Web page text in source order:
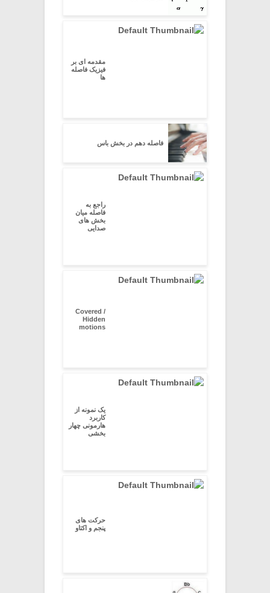
مقدمه ای بر
فیزیک فاصله
ها
فاصله دهم در بخش باس
راجع به
فاصله میان
بخش های
صدایی
Covered /
Hidden
motions
یک نمونه از
کاربرد
هارمونی چهار
بخشی
حرکت های
پنجم و اکتاو